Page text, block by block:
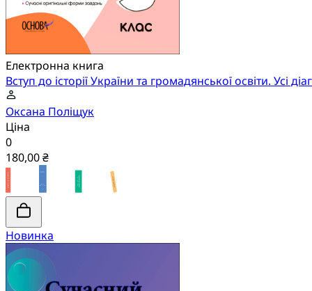
Електронна книга
Вступ до історії України та громадянської освіти. Усі
Оксана Поліщук
Ціна
0
180,00 ₴
Новинка